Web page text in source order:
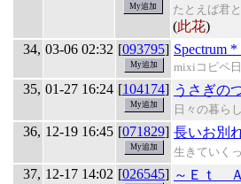
たとえば君
(此花)
34, 03-06 02:32 [093795] Spectrum
mixiコピペ
35, 01-27 16:24 [104174] うさぎの
日々の暮ら
36, 12-19 16:45 [071829] 長いお別
生きていく
37, 12-17 14:02 [026545] ～Ｅｔ